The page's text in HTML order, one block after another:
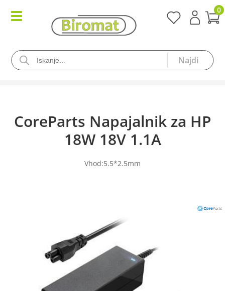
0
CoreParts Napajalnik za HP
18W 18V 1.1A
Vhod:5.5*2.5mm